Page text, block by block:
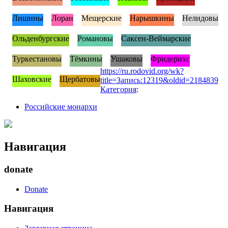
Лишины Лоран Мещерские Нарышкины Нелидовы
Ольденбургские Романовы Саксен-Веймарские
Туркестановы Тёмкины Ушаковы Фридерихс
Шаховские Щербатовы
https://ru.rodovid.org/wk?
title=Запись:12319&oldid=2184839
Категория:
Российские монархи
Навигация
donate
Donate
Навигация